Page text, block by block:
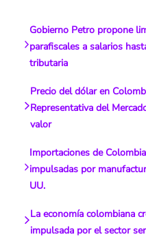
Gobierno Petro propone
parafiscales a salarios
tributaria
Precio del dólar en
Representativa del
valor
Importaciones de
impulsadas por
UU.
La economía colombiana
impulsada por el sector